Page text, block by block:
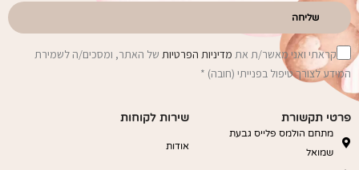
שליחה
קראתי ואני מאשר/ת את מדיניות הפרטיות של האתר, ומסכים/ה לשמירת
המידע לצורך טיפול בפנייתי (חובה) *
פרטי תקשורת
מתחם הולמס פלייס גבעת
שמואל
שירות לקוחות
אודות